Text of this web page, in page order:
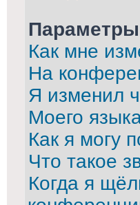
Параметры
Как мне
На
Я изменил
Моего
Как я могу
Что такое
Когда я